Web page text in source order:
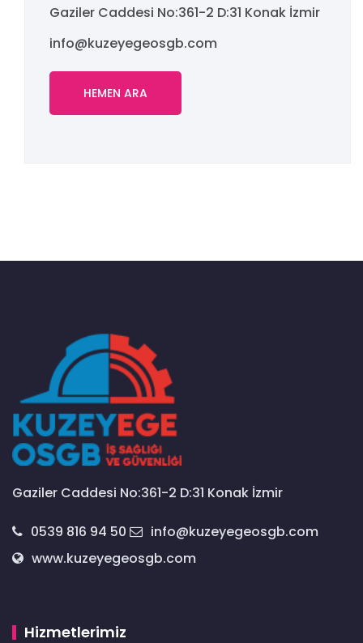
Gaziler Caddesi No:361-2 D:31 Konak İzmir
info@kuzeyegeosgb.com
HEMEN ARA
Gaziler Caddesi No:361-2 D:31 Konak İzmir
0539 816 94 50
info@kuzeyegeosgb.com
www.kuzeyegeosgb.com
Hizmetlerimiz